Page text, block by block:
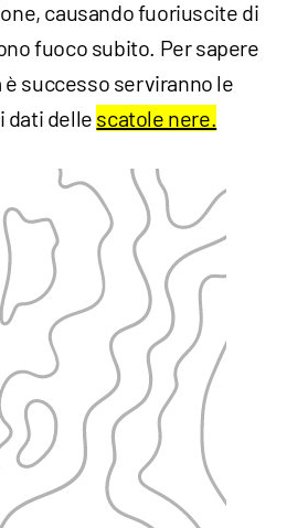
causando fuoriuscite di
fuoco subito. Per sapere
successo serviranno le
dati delle scatole nere.